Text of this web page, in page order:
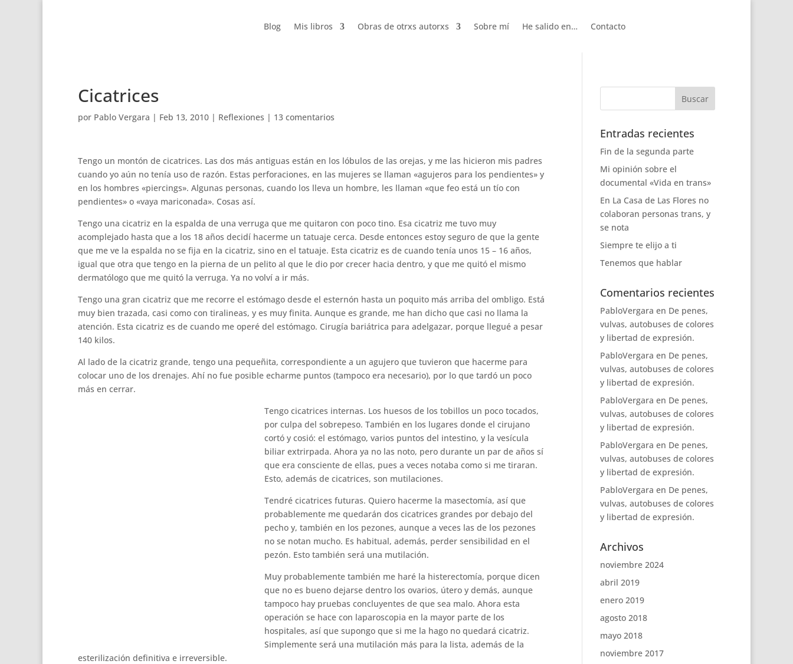
Blog Mis libros Obras de otrxs autorxs Sobre mí He salido en… Contacto
Cicatrices
por Pablo Vergara | Feb 13, 2010 | Reflexiones | 13 comentarios
Tengo un montón de cicatrices. Las dos más antiguas están en los lóbulos de las orejas, y me las hicieron mis padres
cuando yo aún no tenía uso de razón. Estas perforaciones, en las mujeres se llaman «agujeros para los pendientes» y
en los hombres «piercings». Algunas personas, cuando los lleva un hombre, les llaman «que feo está un tío con
pendientes» o «vaya mariconada». Cosas así.
Tengo una cicatriz en la espalda de una verruga que me quitaron con poco tino. Esa cicatriz me tuvo muy
acomplejado hasta que a los 18 años decidí hacerme un tatuaje cerca. Desde entonces estoy seguro de que la gente
que me ve la espalda no se fija en la cicatriz, sino en el tatuaje. Esta cicatriz es de cuando tenía unos 15 – 16 años,
igual que otra que tengo en la pierna de un pelito al que le dio por crecer hacia dentro, y que me quitó el mismo
dermatólogo que me quitó la verruga. Ya no volví a ir más.
Tengo una gran cicatriz que me recorre el estómago desde el esternón hasta un poquito más arriba del ombligo. Está
muy bien trazada, casi como con tiralineas, y es muy finita. Aunque es grande, me han dicho que casi no llama la
atención. Esta cicatriz es de cuando me operé del estómago. Cirugía bariátrica para adelgazar, porque llegué a pesar
140 kilos.
Al lado de la cicatriz grande, tengo una pequeñita, correspondiente a un agujero que tuvieron que hacerme para
colocar uno de los drenajes. Ahí no fue posible echarme puntos (tampoco era necesario), por lo que tardó un poco
más en cerrar.
Tengo cicatrices internas. Los huesos de los tobillos un poco tocados,
por culpa del sobrepeso. También en los lugares donde el cirujano
cortó y cosió: el estómago, varios puntos del intestino, y la vesícula
biliar extrirpada. Ahora ya no las noto, pero durante un par de años sí
que era consciente de ellas, pues a veces notaba como si me tiraran.
Esto, además de cicatrices, son mutilaciones.
Tendré cicatrices futuras. Quiero hacerme la masectomía, así que
probablemente me quedarán dos cicatrices grandes por debajo del
pecho y, también en los pezones, aunque a veces las de los pezones
no se notan mucho. Es habitual, además, perder sensibilidad en el
pezón. Esto también será una mutilación.
Muy probablemente también me haré la histerectomía, porque dicen
que no es bueno dejarse dentro los ovarios, útero y demás, aunque
tampoco hay pruebas concluyentes de que sea malo. Ahora esta
operación se hace con laparoscopia en la mayor parte de los
hospitales, así que supongo que si me la hago no quedará cicatriz.
Simplemente será una mutilación más para la lista, además de la
esterilización definitiva e irreversible.
Entradas recientes
Fin de la segunda parte
Mi opinión sobre el
documental «Vida en trans»
En La Casa de Las Flores no
colaboran personas trans, y
se nota
Siempre te elijo a ti
Tenemos que hablar
Comentarios recientes
PabloVergara en De penes,
vulvas, autobuses de colores
y libertad de expresión.
PabloVergara en De penes,
vulvas, autobuses de colores
y libertad de expresión.
PabloVergara en De penes,
vulvas, autobuses de colores
y libertad de expresión.
PabloVergara en De penes,
vulvas, autobuses de colores
y libertad de expresión.
PabloVergara en De penes,
vulvas, autobuses de colores
y libertad de expresión.
Archivos
noviembre 2024
abril 2019
enero 2019
agosto 2018
mayo 2018
noviembre 2017